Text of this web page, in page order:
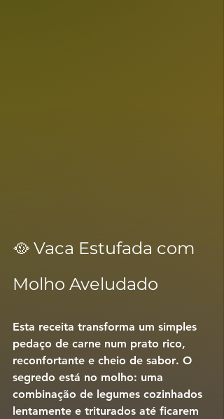
🥘 Vaca Estufada com
Molho Aveludado
Esta receita transforma um simples
pedaço de carne num prato rico,
reconfortante e cheio de sabor. O
segredo está no molho: uma
combinação de legumes cozinhados
lentamente e triturados até ficarem